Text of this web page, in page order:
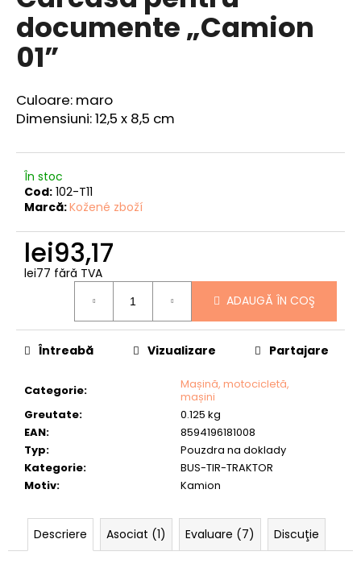
este
4,0
din
5
documente „Camion
01”
Culoare: maro
Dimensiuni: 12,5 x 8,5 cm
În stoc
Cod: 102-T11
Marcă:Kožené zboží
lei93,17
lei77 fără TVA
ADAUGĂ ÎN COŞ
Categorie:
Mașină, motocicletă,
mașini
Greutate:
0.125 kg
EAN:
8594196181008
Typ:
Pouzdra na doklady
Kategorie:
BUS-TIR-TRAKTOR
Motiv: Kamion
Întreabă Vizualizare Partajare
Descriere Asociat (1) Evaluare (7) Discuţie
V
r
e
o
m
a
n
d
ă
m
"JAWA"
lei137,25